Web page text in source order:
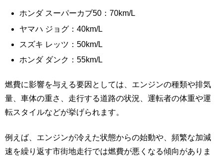
ホンダ スーパーカブ50：70km/L
ヤマハ ジョグ：40km/L
スズキ レッツ：50km/L
ホンダ ダンク：55km/L
燃費に影響を与える要因としては、エンジンの種類や排気
量、車体の重さ、走行する道路の状況、運転者の体重や運
転スタイルなどが挙げられます。
例えば、エンジンが冷えた状態からの始動や、頻繁な加減
速を繰り返す市街地走行では燃費が悪くなる傾向がありま